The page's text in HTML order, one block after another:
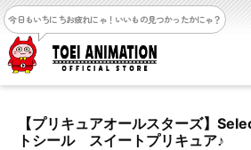
今日もいちにちお疲れにゃ！ いいもの見つかったかにゃ？
【プリキュアオールスターズ】
トシール スイートプリキュア♪